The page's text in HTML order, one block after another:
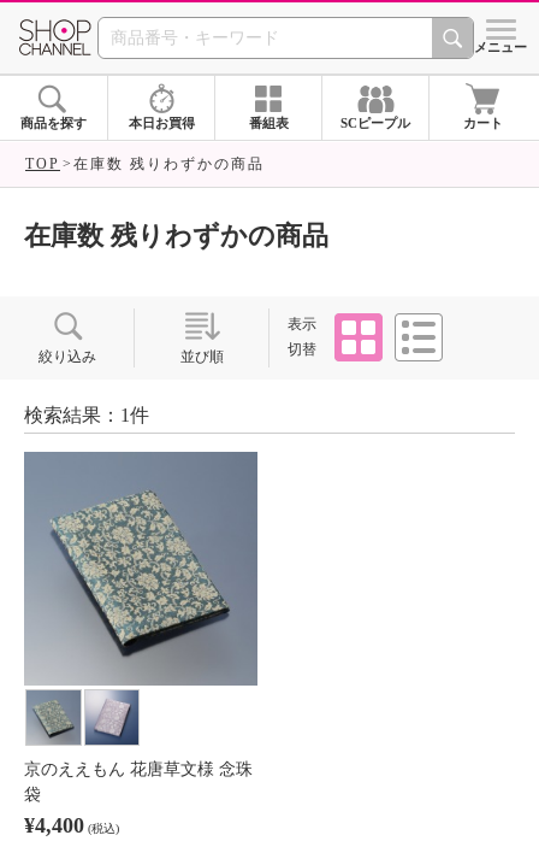
SHOP CHANNEL ショッ
メニュー
商品を探す 本日お買得 番組表 SCピープル カート
TOP 在庫数 残りわずかの商品
在庫数 残りわずかの商品
絞り込み 並び順
表示
切替
タイル
検索結果：1件
京のええもん 花唐草文様 念珠
袋
¥4,400 (税込)